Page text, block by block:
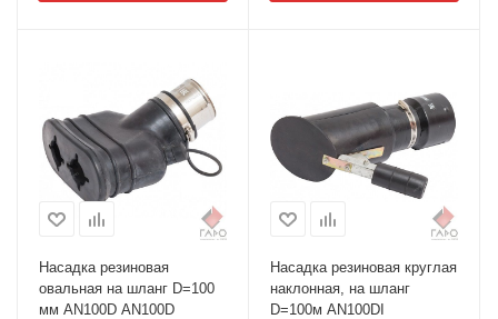
Насадка резиновая
овальная на шланг D=100
мм AN100D AN100D
Насадка резиновая круглая
наклонная, на шланг
D=100м AN100DI